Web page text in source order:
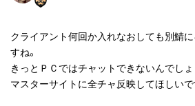
クライアント何回か入れなおしても別鯖
すね。
きっとＰＣではチャットできないんでしょ
マスターサイトに全チャ反映してほしいで